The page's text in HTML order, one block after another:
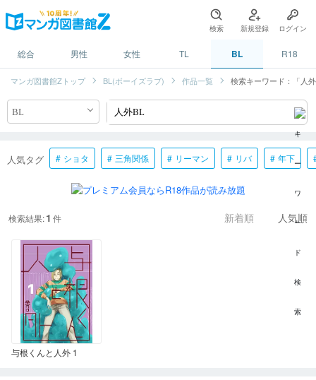
検索 新規登録 ログイン
総合 男性 女性 TL BL R18
マンガ図書館Zトップ BL(ボーイズラブ) 作品一覧 検索キーワード：「人
人気タグ ショタ 三角関係 リーマン リバ 年下
検索結果:1 件 新着順 人気順
与根くんと人外 1